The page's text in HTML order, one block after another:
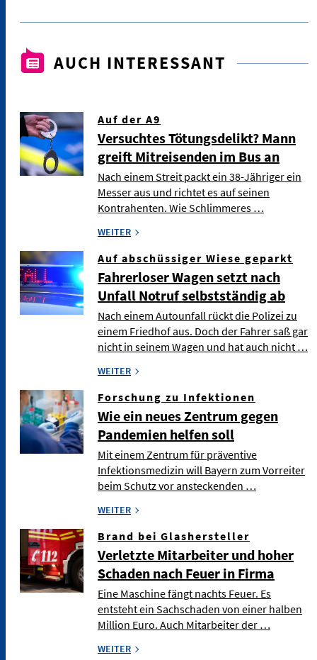
AUCH INTERESSANT
Auf der A9
Versuchtes Tötungsdelikt? Mann
greift Mitreisenden im Bus an
Nach einem Streit packt ein 38-Jähriger ein
Messer aus und richtet es auf seinen
Kontrahenten. Wie Schlimmeres …
WEITER
Auf abschüssiger Wiese geparkt
Fahrerloser Wagen setzt nach
Unfall Notruf selbstständig ab
Nach einem Autounfall rückt die Polizei zu
einem Friedhof aus. Doch der Fahrer saß gar
nicht in seinem Wagen und hat auch nicht …
WEITER
Forschung zu Infektionen
Wie ein neues Zentrum gegen
Pandemien helfen soll
Mit einem Zentrum für präventive
Infektionsmedizin will Bayern zum Vorreiter
beim Schutz vor ansteckenden …
WEITER
Brand bei Glashersteller
Verletzte Mitarbeiter und hoher
Schaden nach Feuer in Firma
Eine Maschine fängt nachts Feuer. Es
entsteht ein Sachschaden von einer halben
Million Euro. Auch Mitarbeiter der …
WEITER